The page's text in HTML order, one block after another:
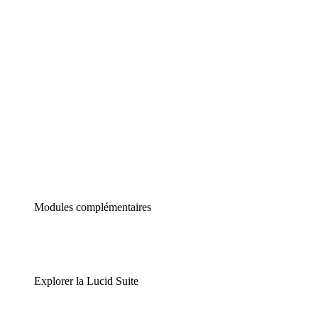
Modules complémentaires
Explorer la Lucid Suite